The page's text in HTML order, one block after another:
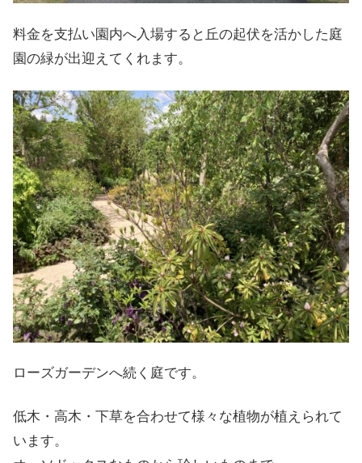
料金を支払い園内へ入場すると丘の起伏を活かした庭
園の緑が出迎えてくれます。
ローズガーデンへ続く庭です。
低木・高木・下草を合わせて様々な植物が植えられて
います。